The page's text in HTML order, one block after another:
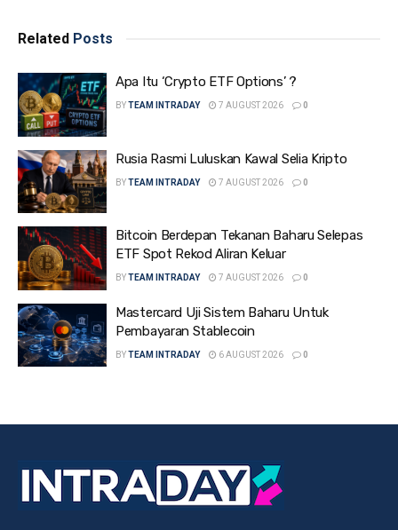
Related Posts
Apa Itu ‘Crypto ETF Options’ ?
BYTEAM INTRADAY 7 AUGUST 2026 0
Rusia Rasmi Luluskan Kawal Selia Kripto
BYTEAM INTRADAY 7 AUGUST 2026 0
Bitcoin Berdepan Tekanan Baharu Selepas
ETF Spot Rekod Aliran Keluar
BYTEAM INTRADAY 7 AUGUST 2026 0
Mastercard Uji Sistem Baharu Untuk
Pembayaran Stablecoin
BYTEAM INTRADAY 6 AUGUST 2026 0